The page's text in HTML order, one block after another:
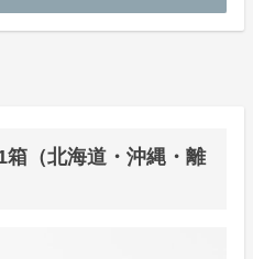
（北海道・沖縄・離